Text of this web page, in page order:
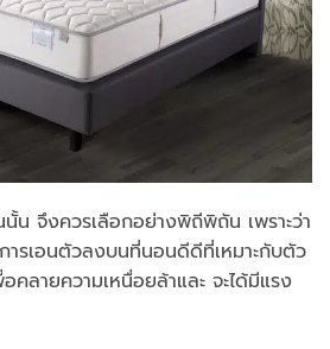
น จึงควรเลือกอย่างพิถีพิถัน เพราะว่า
ารเอนตัวลงบนที่นอนดีดีที่เหมาะกับตัว
คลายความเหนื่อยล้าและ จะได้มีแรง